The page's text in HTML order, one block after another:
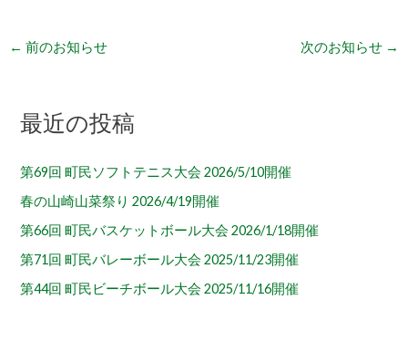
← 前のお知らせ 次のお知らせ →
最近の投稿
第69回 町民ソフトテニス大会 2026/5/10開催
春の山崎山菜祭り 2026/4/19開催
第66回 町民バスケットボール大会 2026/1/18開催
第71回 町民バレーボール大会 2025/11/23開催
第44回 町民ビーチボール大会 2025/11/16開催